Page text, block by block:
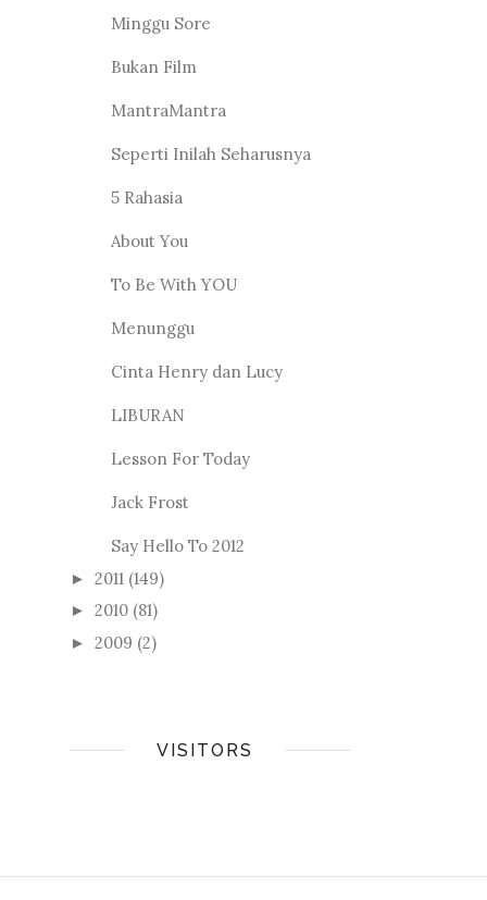
Minggu Sore
Bukan Film
MantraMantra
Seperti Inilah Seharusnya
5 Rahasia
About You
To Be With YOU
Menunggu
Cinta Henry dan Lucy
LIBURAN
Lesson For Today
Jack Frost
Say Hello To 2012
► 2011 (149)
► 2010 (81)
► 2009 (2)
VISITORS